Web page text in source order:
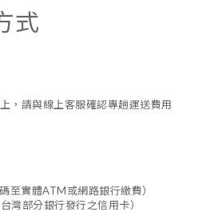
式
，請與線上客服確認專趟運送費用
至實體ATM或網路銀行繳費）
灣部分銀行發行之信用卡）